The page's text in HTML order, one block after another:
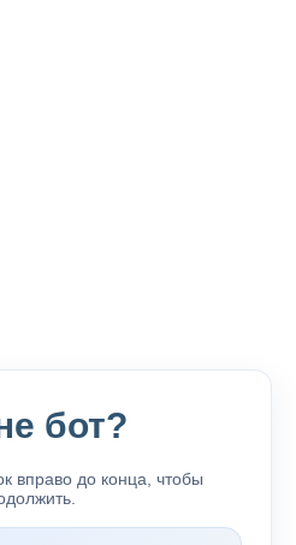
бот?
вправо до конца, чтобы